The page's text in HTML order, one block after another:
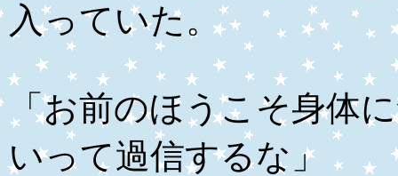
入っていた。
「お前のほうこそ身体
いって過信するな」